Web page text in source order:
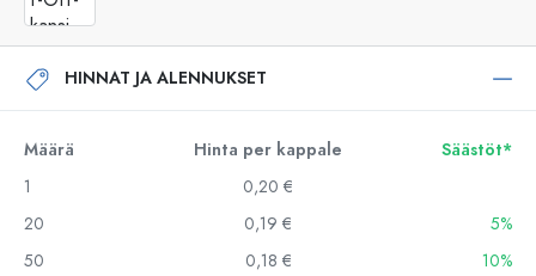
HINNAT JA ALENNUKSET
Määrä Hinta per kappale
Säästöt*
1
0,20 €
20
0,19 €
5%
50
0,18 €
10%